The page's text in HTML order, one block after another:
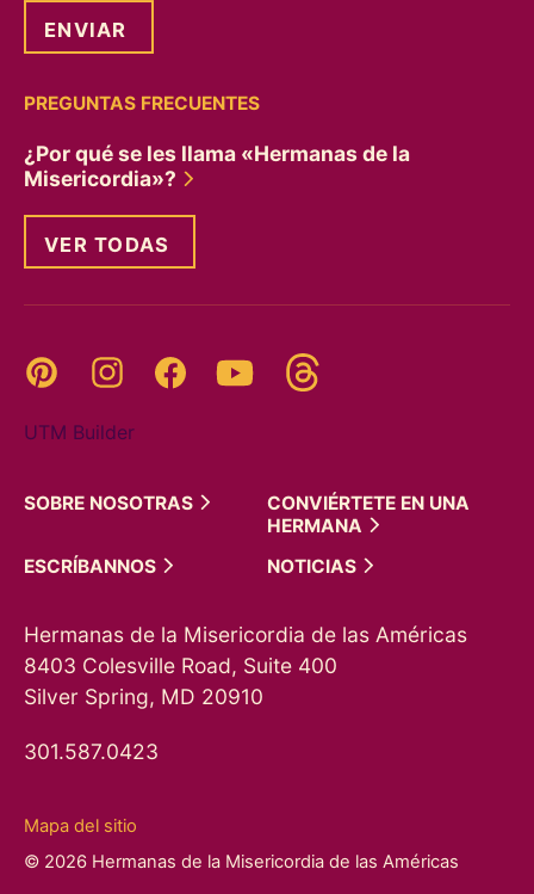
PREGUNTAS FRECUENTES
¿Por qué se les llama «Hermanas de la
Misericordia»?
VER TODAS
Pinterest InstagramFacebookYouTube
UTM Builder
SOBRE NOSOTRAS
CONVIÉRTETE EN UNA
HERMANA
ESCRÍBANNOS
NOTICIAS
Hermanas de la Misericordia de las Américas
8403 Colesville Road, Suite 400
Silver Spring, MD 20910
301.587.0423
Mapa del sitio
© 2026 Hermanas de la Misericordia de las Américas